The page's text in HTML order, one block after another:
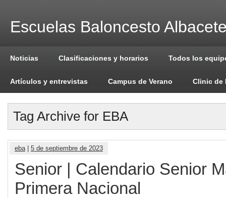
Escuelas Baloncesto
Noticias Clasificaciones y horarios Todos los
Artículos y entrevistas Campus de Verano Clinic de
Tag Archive for EBA
eba| 5 de septiembre de 2023
Senior | Calendario Senior
Primera Nacional